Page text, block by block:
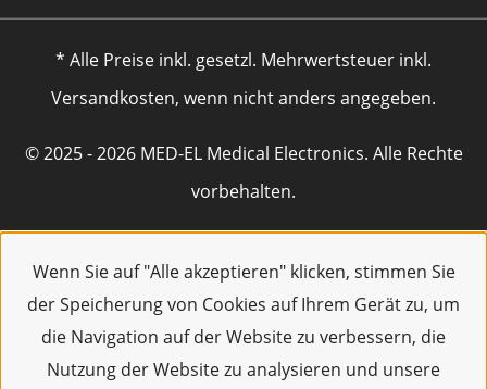
Wenn Sie auf "Alle akzeptieren" klicken, stimmen Sie
der Speicherung von Cookies auf Ihrem Gerät zu, um
die Navigation auf der Website zu verbessern, die
Nutzung der Website zu analysieren und unsere
* Alle Preise inkl. gesetzl. Mehrwertsteuer inkl.
Versandkosten, wenn nicht anders angegeben.
© 2025 - 2026 MED-EL Medical Electronics. Alle Rechte
vorbehalten.